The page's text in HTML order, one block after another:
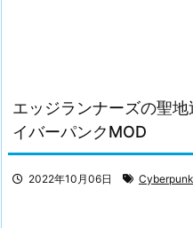
エッジランナーズの聖
イバーパンクMOD
2022年10月06日